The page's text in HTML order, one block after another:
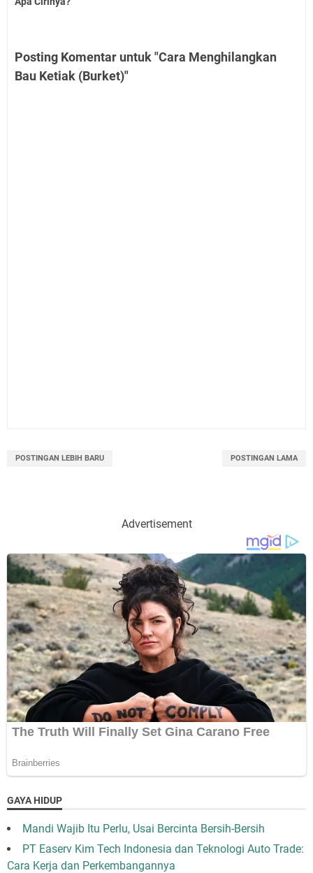
Posting Komentar untuk "Cara Menghilangkan
Bau Ketiak (Burket)"
POSTINGAN LEBIH BARU POSTINGAN LAMA
Advertisement
GAYA HIDUP
Mandi Wajib Itu Perlu, Usai Bercinta Bersih-Bersih
PT Easerv Kim Tech Indonesia dan Teknologi Auto Trade:
Cara Kerja dan Perkembangannya